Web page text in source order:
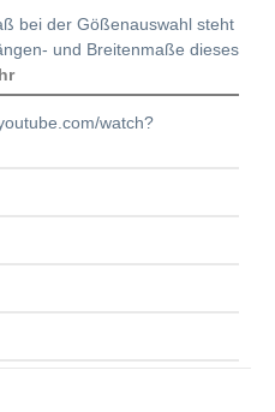
bei der Gößenauswahl steht
und Breitenmaße dieses
watch?